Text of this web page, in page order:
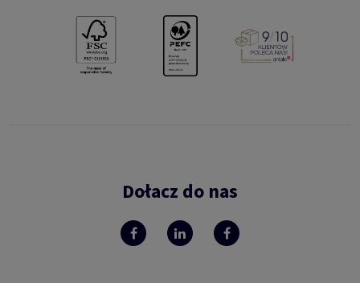
Dołacz do nas